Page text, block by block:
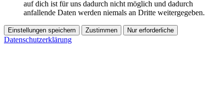
auf dich ist für uns dadurch nicht möglich und dadurch
anfallende Daten werden niemals an Dritte weitergegeben.
Einstellungen speichern Zustimmen Nur erforderliche
Datenschutzerklärung